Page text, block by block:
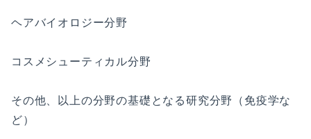
ヘアバイオロジー分野
コスメシューティカル分野
その他、以上の分野の基礎となる研究分野（免疫学な
ど）